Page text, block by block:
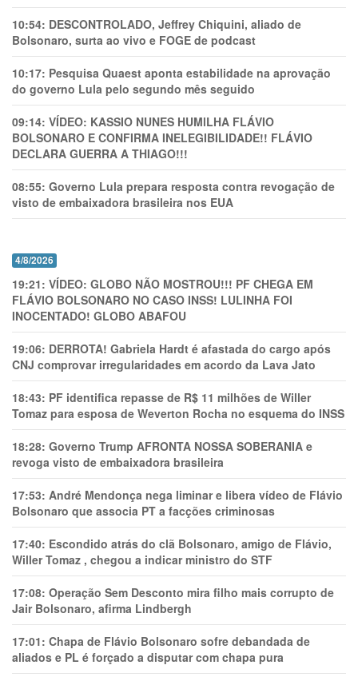
10:54: DESCONTROLADO, Jeffrey Chiquini, aliado de
Bolsonaro, surta ao vivo e FOGE de podcast
10:17: Pesquisa Quaest aponta estabilidade na aprovação
do governo Lula pelo segundo mês seguido
09:14: VÍDEO: KASSIO NUNES HUMlLHA FLÁVIO
BOLSONARO E CONFIRMA INELEGIBILIDADE!! FLÁVIO
DECLARA GUERRA A THIAGO!!!
08:55: Governo Lula prepara resposta contra revogação de
visto de embaixadora brasileira nos EUA
4/8/2026
19:21: VÍDEO: GLOBO NÃO MOSTROU!!! PF CHEGA EM
FLÁVIO BOLSONARO NO CASO INSS! LULINHA FOI
INOCENTADO! GLOBO ABAFOU
19:06: DERROTA! Gabriela Hardt é afastada do cargo após
CNJ comprovar irregularidades em acordo da Lava Jato
18:43: PF identifica repasse de R$ 11 milhões de Willer
Tomaz para esposa de Weverton Rocha no esquema do INSS
18:28: Governo Trump AFRONTA NOSSA SOBERANIA e
revoga visto de embaixadora brasileira
17:53: André Mendonça nega liminar e libera vídeo de Flávio
Bolsonaro que associa PT a facções criminosas
17:40: Escondido atrás do clã Bolsonaro, amigo de Flávio,
Willer Tomaz , chegou a indicar ministro do STF
17:08: Operação Sem Desconto mira filho mais corrupto de
Jair Bolsonaro, afirma Lindbergh
17:01: Chapa de Flávio Bolsonaro sofre debandada de
aliados e PL é forçado a disputar com chapa pura